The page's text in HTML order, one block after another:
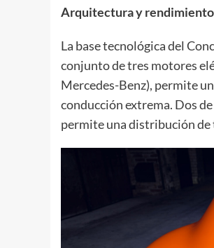
Arquitectura y rendimiento
La base tecnológica del
conjunto de tres motores
Mercedes-Benz), permite
conducción extrema. Dos
permite una distribución de